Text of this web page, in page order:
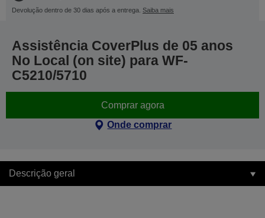
Devolução dentro de 30 dias após a entrega. Saiba mais
Assistência CoverPlus de 05 anos
No Local (on site) para WF-
C5210/5710
Comprar agora
Onde comprar
Descrição geral